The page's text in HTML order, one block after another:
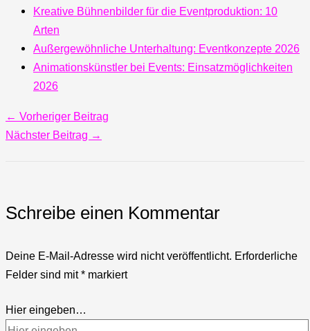
Kreative Bühnenbilder für die Eventproduktion: 10
Arten
Außergewöhnliche Unterhaltung: Eventkonzepte 2026
Animationskünstler bei Events: Einsatzmöglichkeiten
2026
← Vorheriger Beitrag
Nächster Beitrag →
Schreibe einen Kommentar
Deine E-Mail-Adresse wird nicht veröffentlicht. Erforderliche
Felder sind mit* markiert
Hier eingeben…